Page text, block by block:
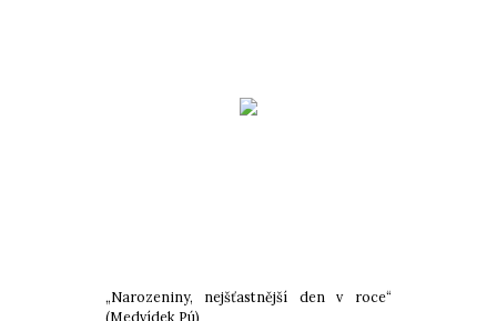
„Narozeniny, nejšťastnější den v roce“
(Medvídek Pú)